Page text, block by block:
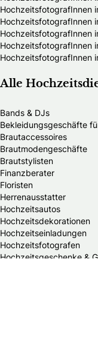
HochzeitsfotografInnen
HochzeitsfotografInnen
HochzeitsfotografInnen
HochzeitsfotografInnen
HochzeitsfotografInnen
Alle
Bands & DJs
Bekleidungsgeschäfte
Brautaccessoires
Brautmodengeschäfte
Brautstylisten
Finanzberater
Floristen
Herrenausstatter
Hochzeitsautos
Hochzeitsdekorationen
Hochzeitseinladungen
Hochzeitsfotografen
Hochzeitsgeschenke &